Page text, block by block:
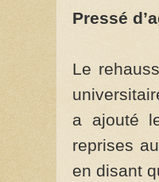
Pressé
Le
a ajouté
reprises
en disant